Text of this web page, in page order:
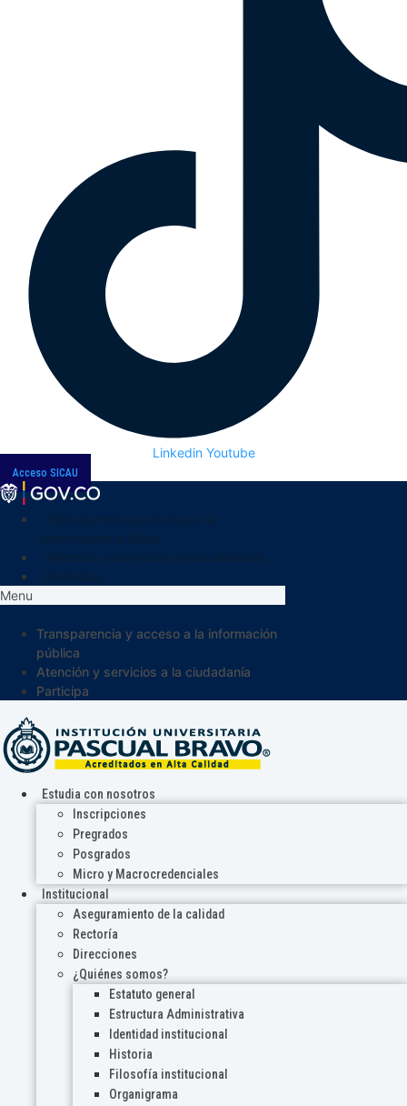
Linkedin Youtube
Acceso SICAU
Menu
Transparencia y acceso a la información
pública
Atención y servicios a la ciudadanía
Participa
Estudia con nosotros
Inscripciones
Pregrados
Posgrados
Micro y Macrocredenciales
Institucional
Aseguramiento de la calidad
Rectoría
Direcciones
¿Quiénes somos?
Estatuto general
Estructura Administrativa
Identidad institucional
Historia
Filosofía institucional
Organigrama